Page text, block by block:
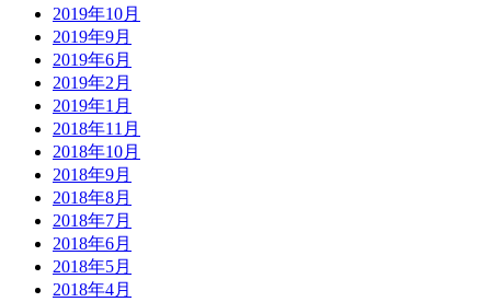
2019年10月
2019年9月
2019年6月
2019年2月
2019年1月
2018年11月
2018年10月
2018年9月
2018年8月
2018年7月
2018年6月
2018年5月
2018年4月